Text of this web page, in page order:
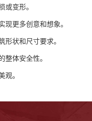
或变形。
现更多创意和想象。
形状和尺寸要求。
整体安全性。
观。